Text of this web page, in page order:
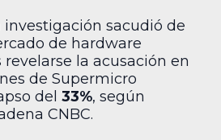
sacudió de
de hardware
revelarse la acusación en
de Supermicro
del 33%, según
CNBC.